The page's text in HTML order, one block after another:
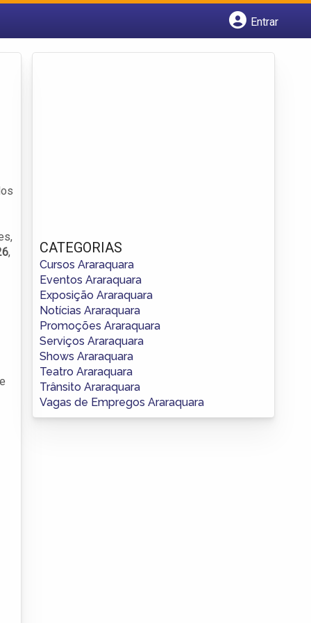
Entrar
, CATEGORIAS
Cursos Araraquara
Eventos Araraquara
Exposição Araraquara
Notícias Araraquara
Promoções Araraquara
Serviços Araraquara
Shows Araraquara
Teatro Araraquara
Trânsito Araraquara
Vagas de Empregos Araraquara